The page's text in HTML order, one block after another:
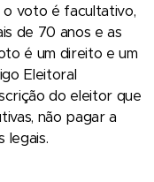
voto é facultativo,
de 70 anos e as
é um direito e um
Eleitoral
do eleitor que
não pagar a
legais.